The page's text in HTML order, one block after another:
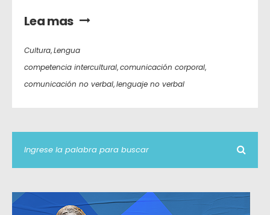
Lea mas
Cultura,Lengua
competencia intercultural,comunicación corporal,
comunicación no verbal,lenguaje no verbal